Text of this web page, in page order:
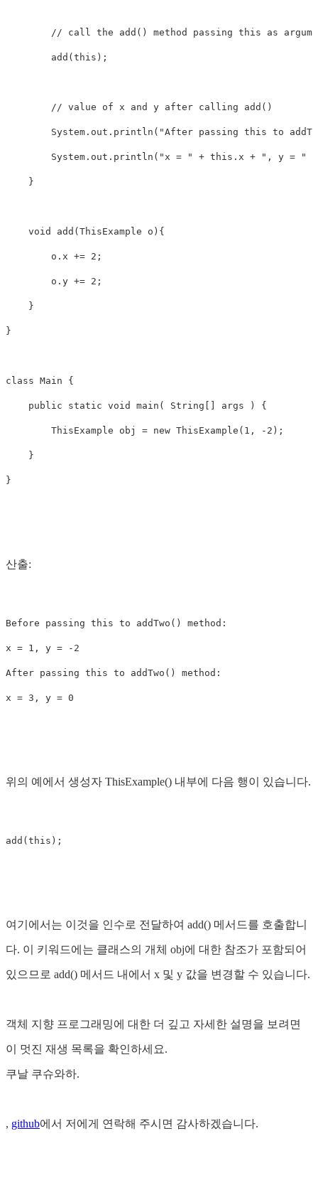
// call the add() method passing this as
        add(this);
        // value of x and y after calling add()
System.out.println("After passing this to
System.out.println("x = " + this.x + ", y = "
    }
    void add(ThisExample o){
        o.x += 2;
        o.y += 2;
    }
}
class Main {
    public static void main( String[] args ) {
        ThisExample obj = new ThisExample(1, -2);
    }
산출:
Before passing this to addTwo() method:
x = 1, y = -2
After passing this to addTwo() method:
위의 예에서 생성자 ThisExample() 내부에 다음 행이 있습니다.
여기에서는 이것을 인수로 전달하여 add() 메서드를 호출합니
다. 이 키워드에는 클래스의 개체 obj에 대한 참조가 포함되어
있으므로 add() 메서드 내에서 x 및 y 값을 변경할 수 있습니다.
객체 지향 프로그래밍에 대한 더 깊고 자세한 설명을 보려면
이 멋진 재생 목록을 확인하세요.
쿠날 쿠슈와하.
, github에서 저에게 연락해 주시면 감사하겠습니다.